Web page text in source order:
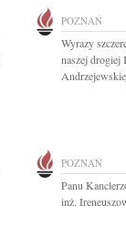
POZNAŃ
Wyrazy
naszej drogiej
POZNAŃ
Panu
inż.